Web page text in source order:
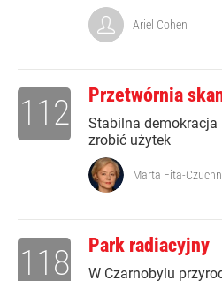
Ariel Cohen
Przetwórnia
Stabilna
zrobić użytek
112
Marta Fita-
Park radiacyjny
W Czarnobylu
118